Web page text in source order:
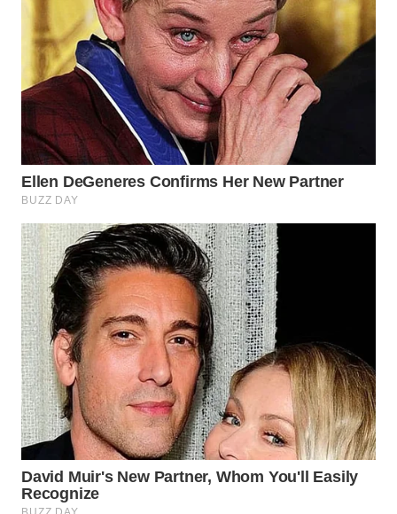
BORNEO
Wahana
Media
Group
WAHANA
NEWS
WAHANA
TANI
WAHANA
ADVOKAT
WAHANA
INFRASTRUKTUR
WAHANA
KONSUMEN
WAHANA
LISTRIK